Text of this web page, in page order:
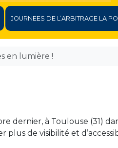
JOURNEES DE L’ARBITRAGE LA
en lumière !
dernier, à Toulouse (31)
plus de visibilité et